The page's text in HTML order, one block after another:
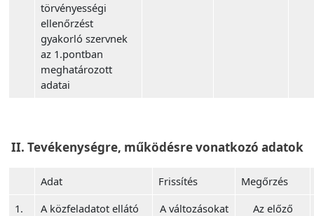
törvényességi
ellenőrzést
gyakorló szervnek
az 1.pontban
meghatározott
adatai
II. Tevékenységre, működésre vonatkozó adatok
Adat Frissítés
Megőrzés
1.
A közfeladatot ellátó
A változásokat
Az előző